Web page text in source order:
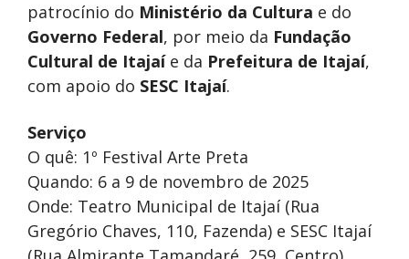
patrocínio do Ministério da Cultura e do
Governo Federal, por meio da Fundação
Cultural de Itajaíe da Prefeitura de Itajaí,
com apoio do SESC Itajaí.
Serviço
O quê: 1º Festival Arte Preta
Quando: 6 a 9 de novembro de 2025
Onde: Teatro Municipal de Itajaí (Rua
Gregório Chaves, 110, Fazenda) e SESC Itajaí